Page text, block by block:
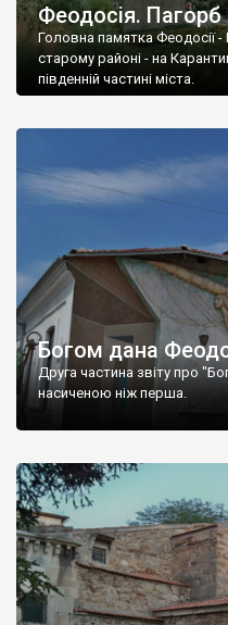
Феодосія. Пагорб
Головна памятка Феодосії
старому районі - на
південній частині міста.
Богом дана
Друга частина звіту про
насиченою ніж перша.